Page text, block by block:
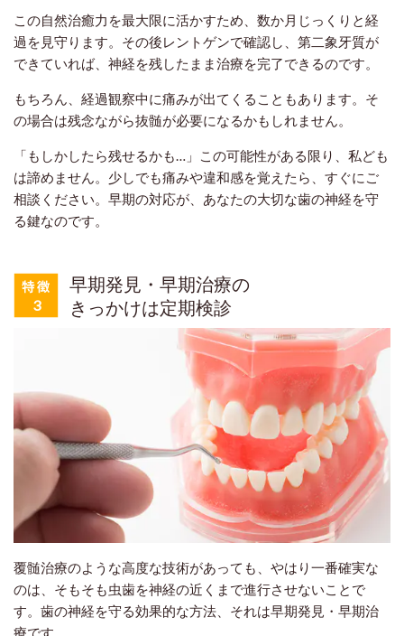
この自然治癒力を最大限に活かすため、数か月じっくりと経
過を見守ります。その後レントゲンで確認し、第二象牙質が
できていれば、神経を残したまま治療を完了できるのです。
もちろん、経過観察中に痛みが出てくることもあります。そ
の場合は残念ながら抜髄が必要になるかもしれません。
「もしかしたら残せるかも…」この可能性がある限り、私ども
は諦めません。少しでも痛みや違和感を覚えたら、すぐにご
相談ください。早期の対応が、あなたの大切な歯の神経を守
る鍵なのです。
早期発見・早期治療の
きっかけは定期検診
覆髄治療のような高度な技術があっても、やはり一番確実な
のは、そもそも虫歯を神経の近くまで進行させないことで
す。歯の神経を守る効果的な方法、それは早期発見・早期治
療です。